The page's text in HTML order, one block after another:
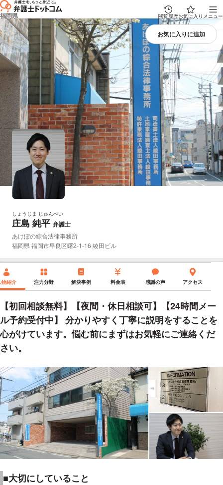
福岡県 閲覧履歴お気に入り メニュー
しょうじま じゅんぺい
庄島 純平 弁護士
所属事務所：
あけぼの綜合法律事務所
所在地：
福岡県 福岡市早良区曙2-1-16 綾田ビル
物紹介 注力分野 解決事例 料金表 感謝の声 アクセス
【初回相談無料】【夜間・休日相談可】【24時間メー
ル予約受付中】 分かりやすく丁寧に説明をすることを
心がけています。悩む前にまずはお気軽にご連絡くだ
さい。
■大切にしていること